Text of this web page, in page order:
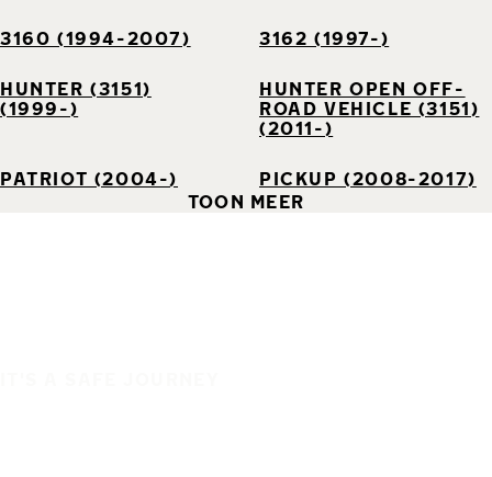
3160 (1994-2007) 3162 (1997-)
HUNTER (3151)
(1999-)
HUNTER OPEN OFF-
ROAD VEHICLE (3151)
(2011-)
PATRIOT (2004-)
PICKUP (2008-2017)
TOON MEER